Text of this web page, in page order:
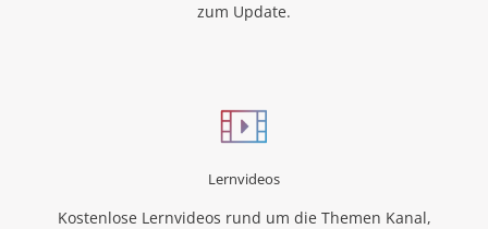
zum Update.
Lernvideos
Kostenlose Lernvideos rund um die Themen Kanal,